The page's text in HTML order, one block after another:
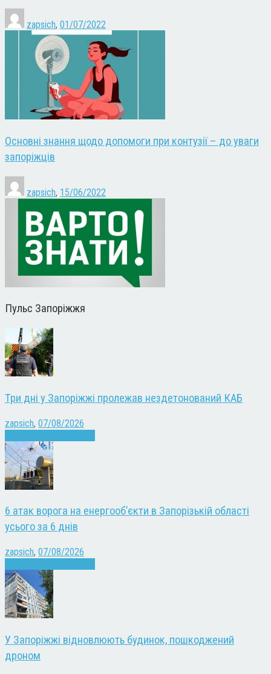
zapsich, 01/07/2022
Основні знання щодо допомоги при контузії – до уваги
запоріжців
zapsich, 15/06/2022
Пульс Запоріжжя
Три дні у Запоріжжі пролежав нездетонований КАБ
zapsich, 07/08/2026
6 атак ворога на енергооб’єкти в Запорізькій області
усього за 6 днів
zapsich, 07/08/2026
У Запоріжжі відновлюють будинок, пошкоджений
дроном